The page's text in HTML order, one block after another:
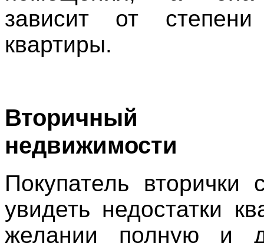
зависит от степени
квартиры.
Вторичный
недвижимости
Покупатель вторички
увидеть недостатки
желании полную и